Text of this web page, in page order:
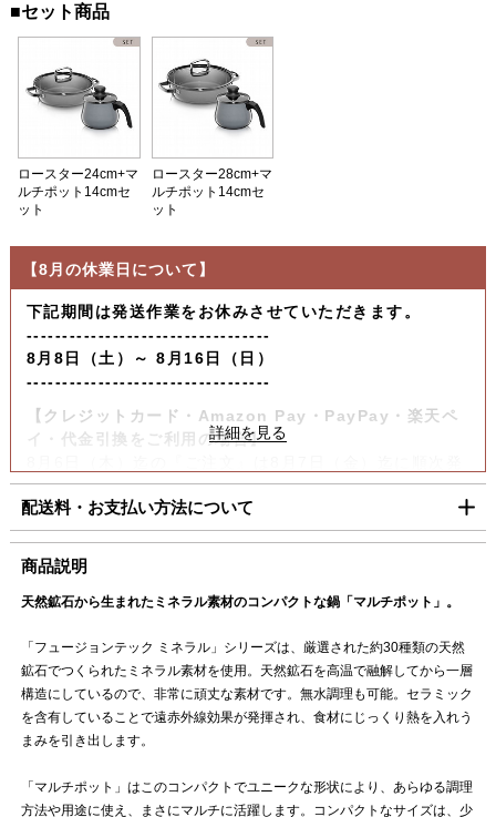
■セット商品
ロースター24cm+マ
ルチポット14cmセ
ット
ロースター28cm+マ
ルチポット14cmセ
ット
【8月の休業日について】
下記期間は発送作業をお休みさせていただきます。
----------------------------------
8月8日（土）～ 8月16日（日）
----------------------------------
【クレジットカード・Amazon Pay・PayPay・楽天ペ
イ・代金引換をご利用の場合】
送いたします。
【コンビニ決済をご利用の場合】
8月6日（木）迄の『ご注文及びご入金確認分』は8月7日
（金）迄に順次発送いたします。
上記日時以降のご注文及びご入金確認分につきましては、8月
ご迷惑をお掛けいたしますが、何卒ご了承賜りますよう
お願い申し上げます。
配送料・お支払い方法について
■配送料（税込）
北海道 1,100円
東北・関東・信越・
北陸・中部・関西
中国・四国 930円
九州
商品説明
天然鉱石から生まれたミネラル素材のコンパクトな鍋「マルチポット」。
「フュージョンテック ミネラル」シリーズは、厳選された約30種類の天然
鉱石でつくられたミネラル素材を使用。天然鉱石を高温で融解してから一層
構造にしているので、非常に頑丈な素材です。無水調理も可能。セラミック
を含有していることで遠赤外線効果が発揮され、食材にじっくり熱を入れう
まみを引き出します。
「マルチポット」はこのコンパクトでユニークな形状により、あらゆる調理
方法や用途に使え、まさにマルチに活躍します。コンパクトなサイズは、少